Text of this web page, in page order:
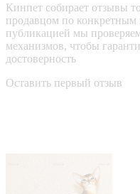
Кинпет собирает отзывы
продавцом по
публикацией мы
механизмов, чтобы
достоверность
Оставить первый отзыв